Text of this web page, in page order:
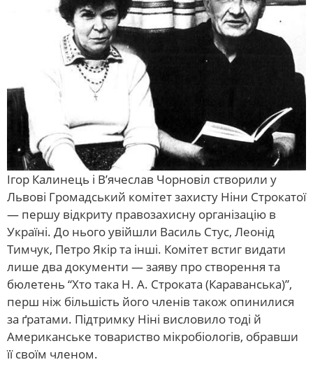
Ігор Калинець і В’ячеслав Чорновіл створили у
Львові Громадський комітет захисту Ніни Строкатої
— першу відкриту правозахисну організацію в
Україні. До нього увійшли Василь Стус, Леонід
Тимчук, Петро Якір та інші. Комітет встиг видати
лише два документи — заяву про створення та
бюлетень “Хто така Н. А. Строката (Караванська)”,
перш ніж більшість його членів також опинилися
за ґратами. Підтримку Ніні висловило тоді й
Американське товариство мікробіологів, обравши
її своїм членом.